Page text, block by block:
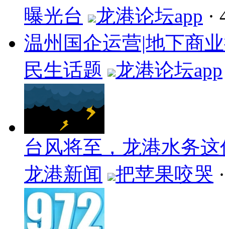
曝光台
龙港论坛app ·
温州国企运营|地下商
民生话题
龙港论坛app
台风将至，龙港水务
龙港新闻
把苹果咬哭 ·